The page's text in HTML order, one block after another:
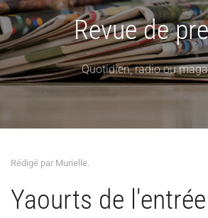
Revue de
Quotidien, radio ou
Rédigé par Murielle.
Yaourts de